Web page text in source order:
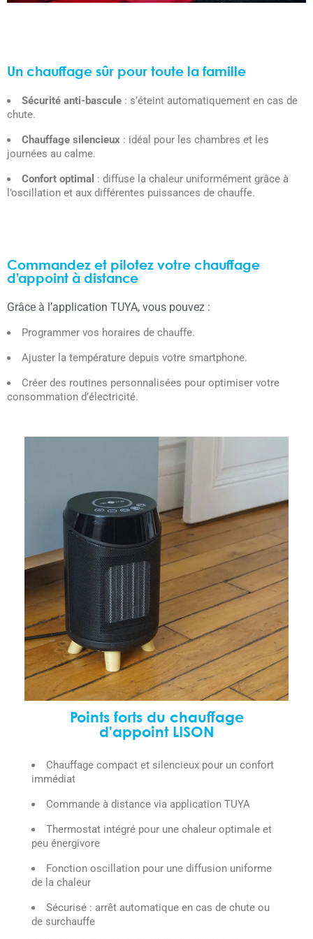
Un chauffage sûr pour toute la famille
Sécurité anti-bascule : s’éteint automatiquement en cas de
chute.
Chauffage silencieux : idéal pour les chambres et les
journées au calme.
Confort optimal : diffuse la chaleur uniformément grâce à
l’oscillation et aux différentes puissances de chauffe.
Commandez et pilotez votre chauffage
d’appoint à distance
Grâce à l’application TUYA, vous pouvez :
Programmer vos horaires de chauffe.
Ajuster la température depuis votre smartphone.
Créer des routines personnalisées pour optimiser votre
consommation d’électricité.
Points forts du chauffage
d'appoint LISON
Chauffage compact et silencieux pour un confort
immédiat
Commande à distance via application TUYA
Thermostat intégré pour une chaleur optimale et
peu énergivore
Fonction oscillation pour une diffusion uniforme
de la chaleur
Sécurisé : arrêt automatique en cas de chute ou
de surchauffe